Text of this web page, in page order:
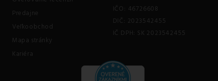
Predajne
Veľkoobchod
Mapa stránky
Kariéra
IČO: 46726608
DIČ: 2023542455
IČ DPH: SK 2023542455